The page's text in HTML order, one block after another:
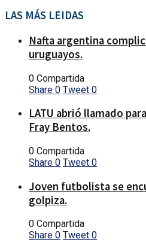
LAS MÁS LEIDAS
Nafta argentina
uruguayos.
0 Compartida
Share 0 Tweet 0
LATU abrió llamado
Fray Bentos.
0 Compartida
Share 0 Tweet 0
Joven futbolista se
golpiza.
0 Compartida
Share 0 Tweet 0